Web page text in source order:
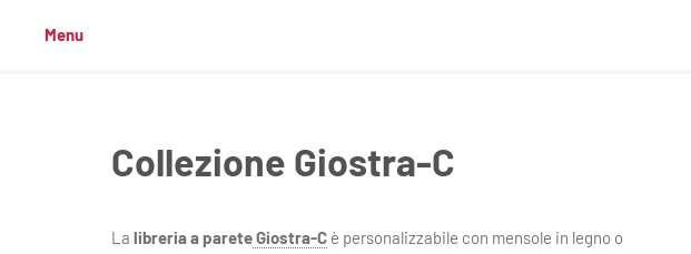
Menu
Collezione Giostra-C
Lalibreria a pareteGiostra-C è personalizzabile con mensole in legno o